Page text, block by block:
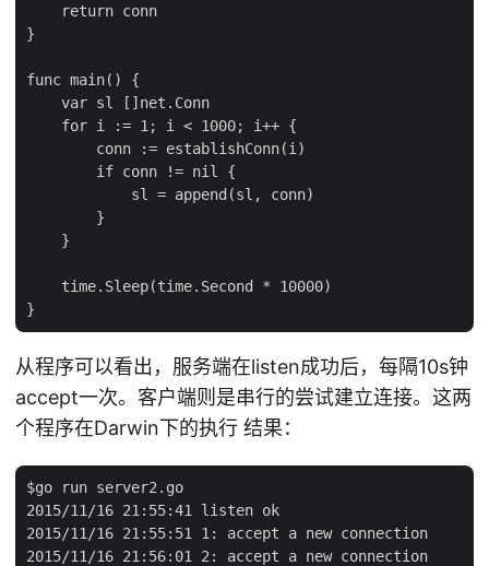
    return conn
}
func main() {
    var sl []net.Conn
    for i := 1; i < 1000; i++ {
        conn := establishConn(i)
        if conn != nil {
            sl = append(sl, conn)
        }
    }
    time.Sleep(time.Second * 10000)
从程序可以看出，服务端在listen成功后，每隔10s钟
accept一次。客户端则是串行的尝试建立连接。这两
个程序在Darwin下的执行 结果：
$go run server2.go
2015/11/16 21:55:41 listen ok
2015/11/16 21:55:51 1: accept a new connection
2015/11/16 21:56:01 2: accept a new connection